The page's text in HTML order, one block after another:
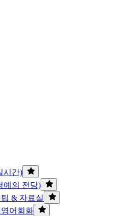
시간)
예의 전당)
& 자료실
어회화